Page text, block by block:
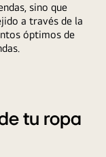
sino que
a través de la
óptimos de
tu ropa